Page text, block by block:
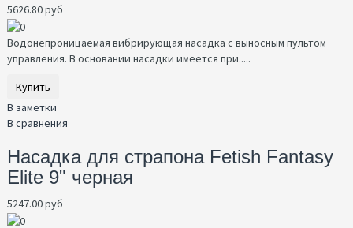
5626.80 руб
Водонепроницаемая вибрирующая насадка с выносным пультом
управления. В основании насадки имеется при.....
Купить
В заметки
В сравнения
Насадка для страпона Fetish Fantasy
Elite 9" черная
5247.00 руб